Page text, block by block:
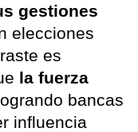
gestiones
elecciones
es
la fuerza
bancas
influencia